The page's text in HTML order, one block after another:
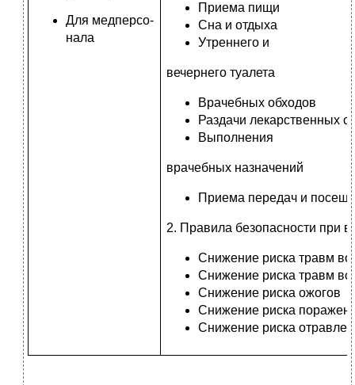
Для медперсо­
нала
Приема пищи
Сна и отдыха
Утреннего и
вечернего туалета
Врачебных обхо­дов
Раздачи лекарст­венных
Выполнения
вра­чебных назначений
Приема передач и
2. Правила безопас­ности при
Снижение риска травм
Снижение риска травм
Снижение риска ожогов
Снижение риска
Снижение риска